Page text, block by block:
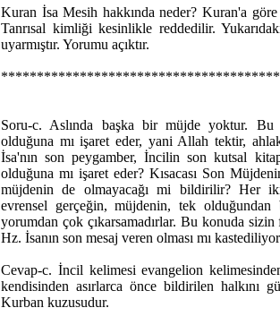
Kuran İsa Mesih hakkında neder? Kuran'a
Tanrısal kimliği kesinlikle reddedilir.
uyarmıştır. Yorumu açıktır.
Soru-c. Aslında başka bir müjde yoktur.
olduğuna mı işaret eder, yani Allah tektir,
İsa'nın son peygamber, İncilin son kutsal
olduğuna mı işaret eder? Kısacası Son
müjdenin de olmayacağı mi bildirilir? Her
evrensel gerçeğin, müjdenin, tek
yorumdan çok çıkarsamadırlar. Bu konuda
Hz. İsanın son mesaj veren olması mı
Cevap-c. İncil kelimesi evangelion
kendisinden asırlarca önce bildirilen halkını
Kurban kuzusudur.